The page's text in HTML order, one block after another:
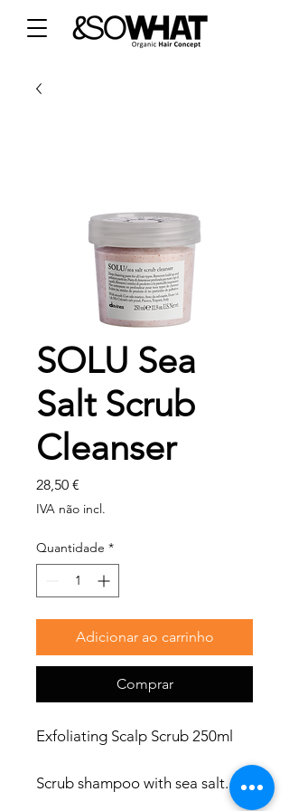
SOLU Sea
Salt Scrub
Cleanser
28,50 €
IVA não incl.
Quantidade *
Adicionar ao carrinho
Comprar
Exfoliating Scalp Scrub 250ml
Scrub shampoo with sea salt. It
refreshes the scalp and removes